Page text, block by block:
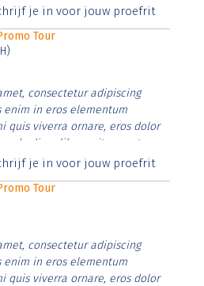
justo cursus id rutrum lorem
je in voor jouw proefrit
Tour
consectetur adipiscing
enim in eros elementum
quis viverra ornare, eros dolor
diam libero vitae erat.
justo cursus id rutrum lorem
je in voor jouw proefrit
Tour
consectetur adipiscing
enim in eros elementum
quis viverra ornare, eros dolor